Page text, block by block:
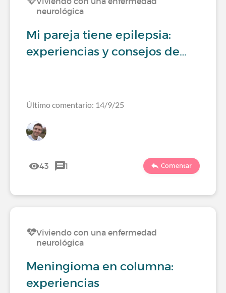
neurológica
Mi pareja tiene epilepsia:
experiencias y consejos de…
Último comentario: 14/9/25
43 1 Comentar
Viviendo con una enfermedad
neurológica
Meningioma en columna:
experiencias